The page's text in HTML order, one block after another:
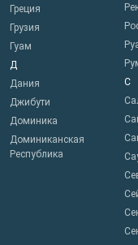
Греция
Грузия
Гуам
Д
Дания
Джибути
Доминика
Доминиканская
Республика
С